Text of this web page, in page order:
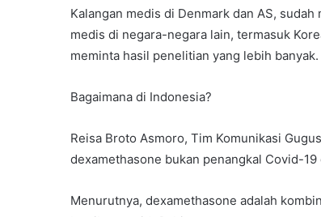
Kalangan medis di Denmark dan AS,
medis di negara-negara lain, termasuk
meminta hasil penelitian yang lebih banyak.
Bagaimana di Indonesia?
Reisa Broto Asmoro, Tim Komunikasi
dexamethasone bukan penangkal Covid-
Menurutnya, dexamethasone adalah